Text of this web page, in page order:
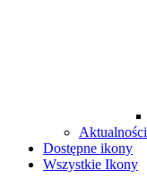
Aktualności
Dostępne ikony
Wszystkie Ikony